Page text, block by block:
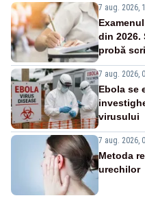
7 aug. 2026,
din 2026.
probă
7 aug. 2026,
Ebola se
virusului
7 aug. 2026,
Metoda
urechilor